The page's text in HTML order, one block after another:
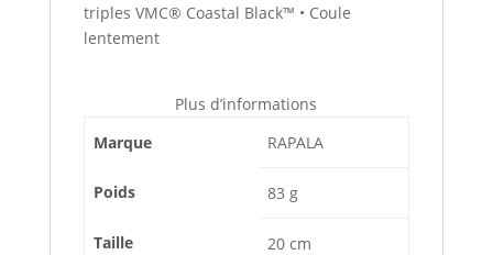
triples VMC® Coastal Black™ • Coule
lentement
Plus d’informations
Marque
RAPALA
Poids 83 g
Taille 20 cm